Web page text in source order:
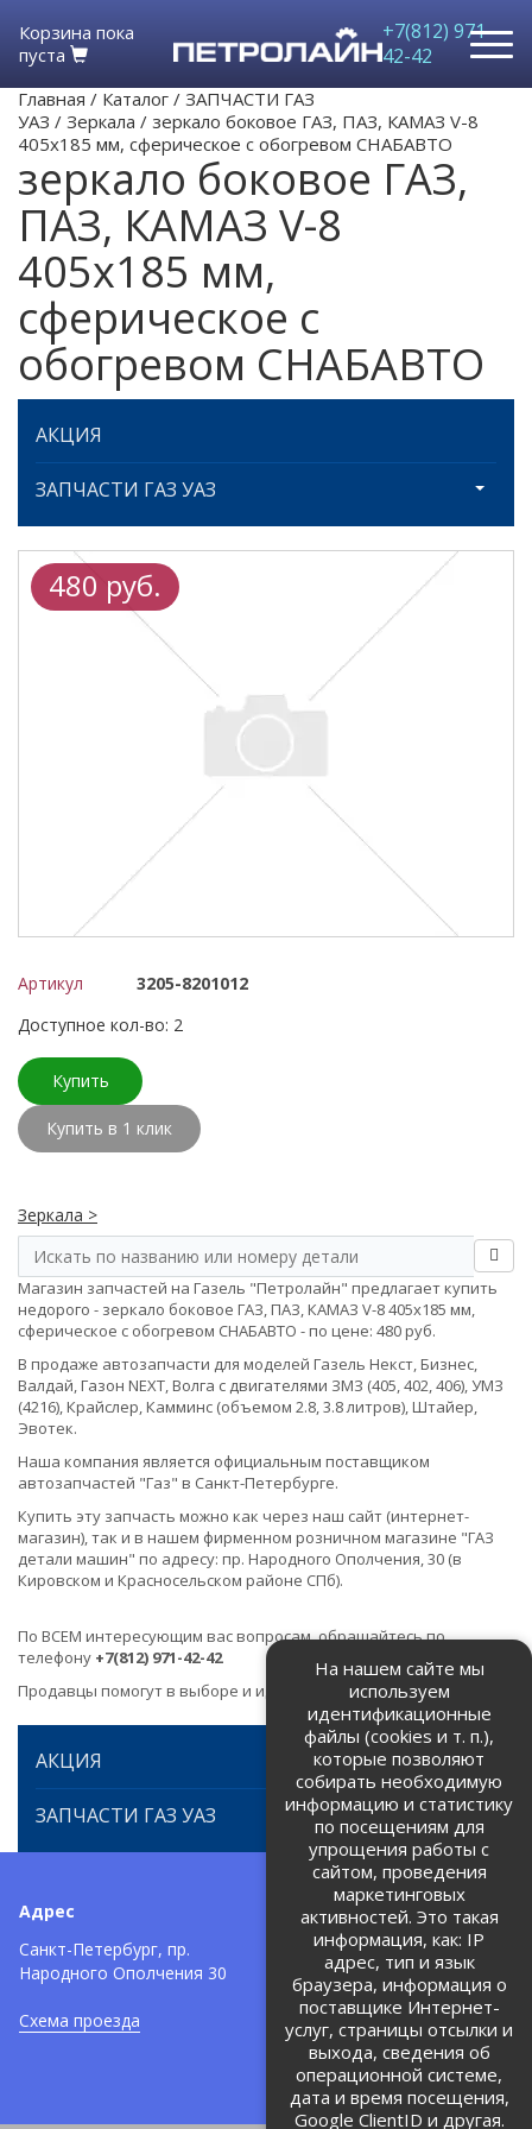
Корзина пока
пуста
+7(812) 971-
42-42
Главная / Каталог / ЗАПЧАСТИ ГАЗ
УАЗ / Зеркала / зеркало боковое ГАЗ, ПАЗ, КАМАЗ V-8
405х185 мм, сферическое с обогревом СНАБАВТО
зеркало боковое ГАЗ,
ПАЗ, КАМАЗ V-8
405х185 мм,
сферическое с
обогревом СНАБАВТО
АКЦИЯ
ЗАПЧАСТИ ГАЗ УАЗ
480 руб.
Артикул
3205-8201012
Доступное кол-во: 2
Купить
Купить в 1 клик
Зеркала >
Магазин запчастей на Газель "Петролайн" предлагает купить
недорого - зеркало боковое ГАЗ, ПАЗ, КАМАЗ V-8 405х185 мм,
сферическое с обогревом СНАБАВТО - по цене: 480 руб.
В продаже автозапчасти для моделей Газель Некст, Бизнес,
Валдай, Газон NEXT, Волга с двигателями ЗМЗ (405, 402, 406), УМЗ
(4216), Крайслер, Камминс (объемом 2.8, 3.8 литров), Штайер,
Эвотек.
Наша компания является официальным поставщиком
автозапчастей "Газ" в Санкт-Петербурге.
Купить эту запчасть можно как через наш сайт (интернет-
магазин), так и в нашем фирменном розничном магазине "ГАЗ
детали машин" по адресу: пр. Народного Ополчения, 30 (в
Кировском и Красносельском районе СПб).
По ВСЕМ интересующим вас вопросам, обращайтесь по
телефону +7(812) 971-42-42
Продавцы помогут в выборе и идентификации товара.
АКЦИЯ
ЗАПЧАСТИ ГАЗ УАЗ
Адрес
Санкт-Петербург, пр.
Народного Ополчения 30
Схема проезда
Телефоны:
+7 (812) 971-42-42
Политика об обработке и
защите персональных данных
Соглашение на обработку
персональных данных
На нашем сайте мы
используем
идентификационные
файлы (cookies и т. п.),
которые позволяют
собирать необходимую
информацию и статистику
по посещениям для
упрощения работы с
сайтом, проведения
маркетинговых
активностей. Это такая
информация, как: IP
адрес, тип и язык
браузера, информация о
поставщике Интернет-
услуг, страницы отсылки и
выхода, сведения об
операционной системе,
дата и время посещения,
Google ClientID и другая.